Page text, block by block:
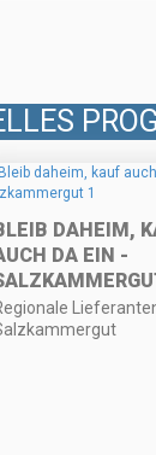
DAHEIM,
DA EIN -